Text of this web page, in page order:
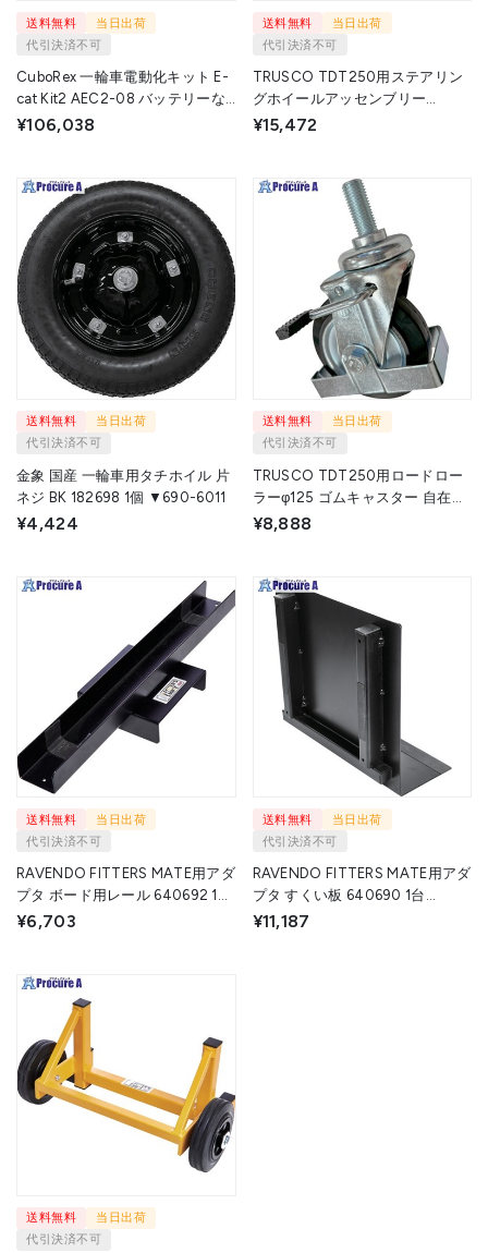
送料無料
当日出荷
代引決済不可
CuboRex 一輪車電動化キット E-
cat Kit2 AEC2-08 バッテリーな
し 充電器なし ブレーキあり
¥106,038
送料無料
当日出荷
代引決済不可
TRUSCO TDT250用ステアリン
グホイールアッセンブリー
φ200×50 ウレタンキャスター
¥15,472
送料無料
当日出荷
代引決済不可
金象 国産 一輪車用タチホイル 片
ネジ BK 182698 1個 ▼690-6011
¥4,424
送料無料
当日出荷
代引決済不可
TRUSCO TDT250用ロードロー
ラーφ125 ゴムキャスター 自在ブ
レーキ付 TDT250-FA1125 1個
¥8,888
送料無料
当日出荷
代引決済不可
RAVENDO FITTERS MATE用アダ
プタ ボード用レール 640692 1台
▼684-9178
¥6,703
送料無料
当日出荷
代引決済不可
RAVENDO FITTERS MATE用アダ
プタ すくい板 640690 1台
▼684-9177
¥11,187
送料無料
当日出荷
代引決済不可